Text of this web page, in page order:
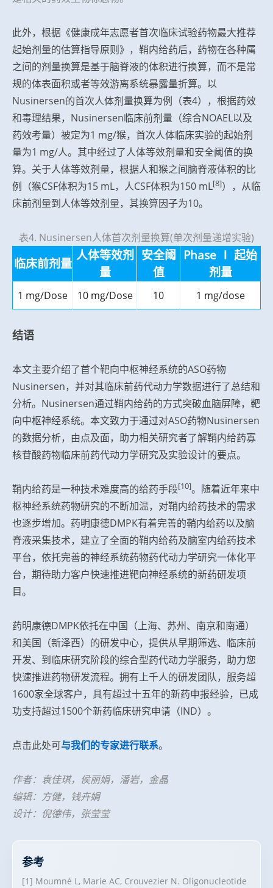
此外，根据《健康成年志愿者首次临床试验药物最大推荐
起始剂量的估算指导原则》，鞘内给药后，药物在各种属
之间的剂量换算是基于脑脊液的体积进行换算，而不是常
规的体表面积或者等效游离系统暴露量折算。以
Nusinersen的首次人体剂量换算为例（表4），根据药效
和毒理结果，Nusinersen临床前剂量（综合NOAEL以及
药效考量）被定为1 mg/猴，首次人体临床实验的起始剂
量为1 mg/人。其中经过了人体等效剂量和安全阈值的换
算。关于人体等效剂量，根据人和猴之间脑脊液体积的比
例（猴CSF体积为15 mL，人CSF体积为150 mL[8]），从临
床前剂量到人体等效剂量，其换算因子为10。
表4. Nusinersen人体首次剂量换算(单次剂量递增实验)
临床前剂量
人体等效剂
量
安全阈
值
Phase Ⅰ 起始
剂量
1 mg/Dose 10 mg/Dose 10 1 mg/dose
结语
本文主要介绍了首个靶向中枢神经系统的ASO药物
Nusinersen，并对其临床前药代动力学数据进行了总结和
分析。Nusinersen通过鞘内给药的方式突破血脑屏障，靶
向中枢神经系统。本文致力于通过对ASO药物Nusinersen
的数据分析，由点及面，助力相关研究者了解鞘内给药寡
核苷酸药物临床前药代动力学研究及实验设计的要点。
鞘内给药是一种技术难度高的给药手段[10]。随着近年来中
枢神经系统药物研究的不断加温，对鞘内给药技术的需求
也逐步增加。药明康德DMPK有着完善的鞘内给药以及脑
脊液采集技术，建立了全面的鞘内给药及脑室内给药技术
平台，依托完善的神经系统药物药代动力学研究一体化平
台，期待助力客户快速推进靶向神经系统的新药研发项
目。
药明康德DMPK依托在中国（上海、苏州、南京和南通）
和美国（新泽西）的研发中心，提供从早期筛选、临床前
开发、到临床研究阶段的综合型药代动力学服务，助力您
快速推进药物研发流程。拥有上千人的研发团队，服务超
1600家全球客户，具有超过十五年的新药申报经验，已成
功支持超过1500个新药临床研究申请（IND）。
点击此处可与我们的专家进行联系。
作者：袁佳琪，侯丽娟，潘岩，金晶
编辑：方健，钱卉娟
设计：倪德伟，张莹莹
参考
[1] Moumné L, Marie AC, Crouvezier N. Oligonucleotide